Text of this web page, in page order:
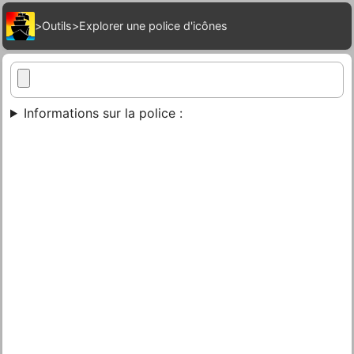
>Outils>Explorer une police d'icônes
Informations sur la police :